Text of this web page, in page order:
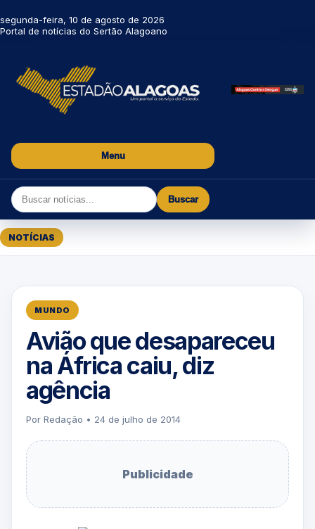
segunda-feira, 10 de agosto de 2026
Portal de notícias do Sertão Alagoano
Menu
Buscar
NOTÍCIAS
MUNDO
Avião que desapareceu
na África caiu, diz
agência
Por Redação • 24 de julho de 2014
Publicidade